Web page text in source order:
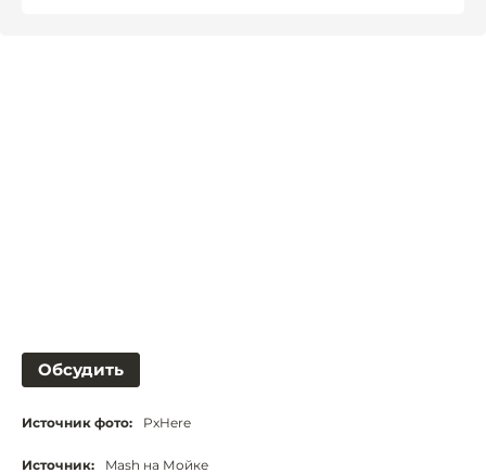
Обсудить
Источник фото: PxHere
Источник: Mash на Мойке